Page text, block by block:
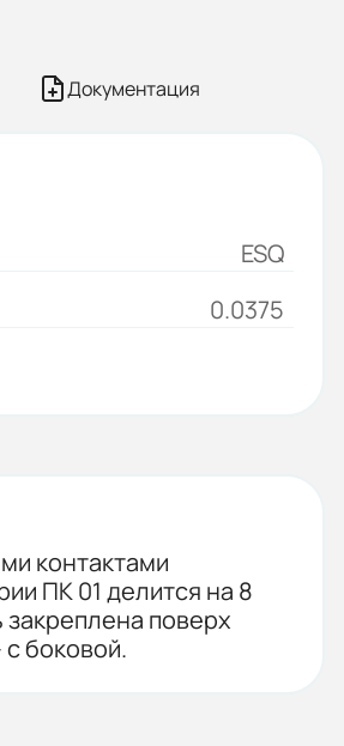
Документация
ESQ
0.0375
контактами
ПК 01 делится на 8
закреплена поверх
боковой.